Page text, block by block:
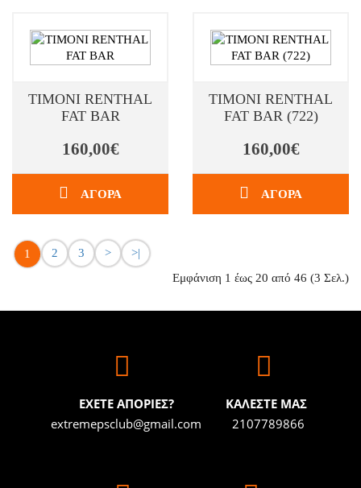
ΤΙΜΟΝΙ RENTHAL
FAT BAR
160,00€
ΑΓΟΡΑ
ΤΙΜΟΝΙ RENTHAL
FAT BAR (722)
160,00€
ΑΓΟΡΑ
1 2 3 >
>|
Εμφάνιση 1 έως 20 από 46 (3 Σελ.)
ΕΧΕΤΕ ΑΠΟΡΙΕΣ?
extremepsclub@gmail.com
ΚΑΛΕΣΤΕ ΜΑΣ
2107789866